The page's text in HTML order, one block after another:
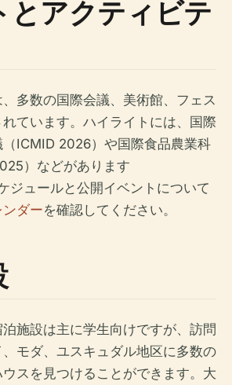
とアクティビテ
多数の国際会議、美術館、フェス
ています。ハイライトには、国際
（ICMID 2026）や国際食品農業科
）などがあります
ジュールと公開イベントについて
ダーを確認してください。
施設は主に学生向けですが、訪問
モダ、ユスキュダル地区に多数の
スを見つけることができます。大